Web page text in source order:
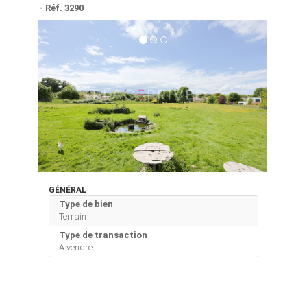
- Réf. 3290
GÉNÉRAL
Type de bien
Terrain
Type de transaction
A vendre